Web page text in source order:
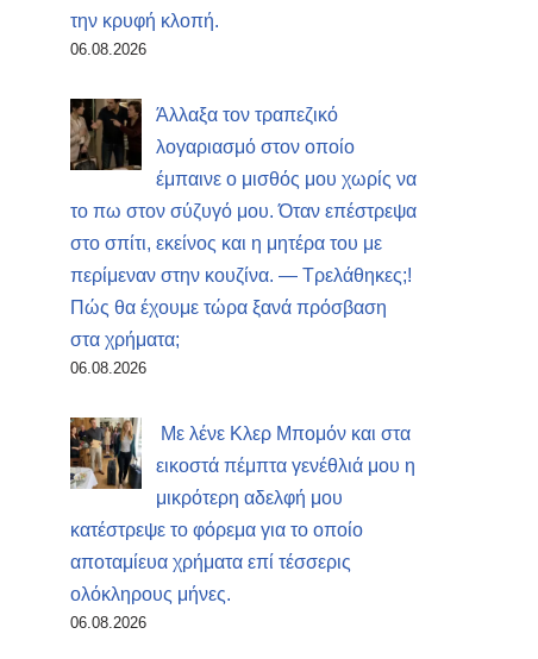
την κρυφή κλοπή.
06.08.2026
Άλλαξα τον τραπεζικό
λογαριασμό στον οποίο
έμπαινε ο μισθός μου χωρίς να
το πω στον σύζυγό μου. Όταν επέστρεψα
στο σπίτι, εκείνος και η μητέρα του με
περίμεναν στην κουζίνα. — Τρελάθηκες;!
Πώς θα έχουμε τώρα ξανά πρόσβαση
στα χρήματα;
06.08.2026
Με λένε Κλερ Μπομόν και στα
εικοστά πέμπτα γενέθλιά μου η
μικρότερη αδελφή μου
κατέστρεψε το φόρεμα για το οποίο
αποταμίευα χρήματα επί τέσσερις
ολόκληρους μήνες.
06.08.2026